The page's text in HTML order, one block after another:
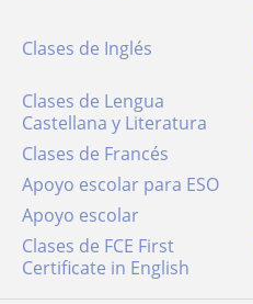
Clases de Inglés
Clases de Lengua
Castellana y Literatura
Clases de Francés
Apoyo escolar para ESO
Apoyo escolar
Clases de FCE First
Certificate in English